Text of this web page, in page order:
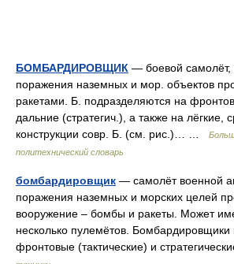
БОМБАРДИРОВЩИК — боевой самолёт,
поражения наземных и мор. объектов
ракетами. Б. подразделяются на
дальние (стратегич.), а также на
конструкции совр. Б. (см. рис.)… …
политехнический словарь
бомбардировщик — самолёт военной
поражения наземных и морских целей
вооружение – бомбы и ракеты. Может
несколько пулемётов.
фронтовые (тактические) и